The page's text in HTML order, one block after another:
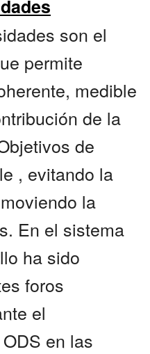
son el
permite
medible
de la
de
, evitando la
la
En el sistema
ha sido
foros
el
en las